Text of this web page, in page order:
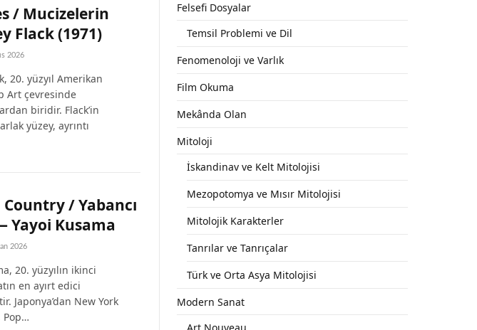
/ Mucizelerin
Flack (1971)
2026
20. yüzyıl Amerikan
Art çevresinde
biridir. Flack’in
yüzey, ayrıntı
/ Yabancı
Yayoi Kusama
2026
20. yüzyılın ikinci
en ayırt edici
Japonya’dan New York
Pop…
Felsefi Dosyalar
Temsil Problemi ve Dil
Fenomenoloji ve Varlık
Film Okuma
Mekânda Olan
Mitoloji
İskandinav ve Kelt Mitolojisi
Mezopotomya ve Mısır Mitolojisi
Mitolojik Karakterler
Tanrılar ve Tanrıçalar
Türk ve Orta Asya Mitolojisi
Modern Sanat